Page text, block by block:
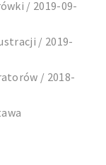
/ 2019-09-
/ 2019-
/ 2018-